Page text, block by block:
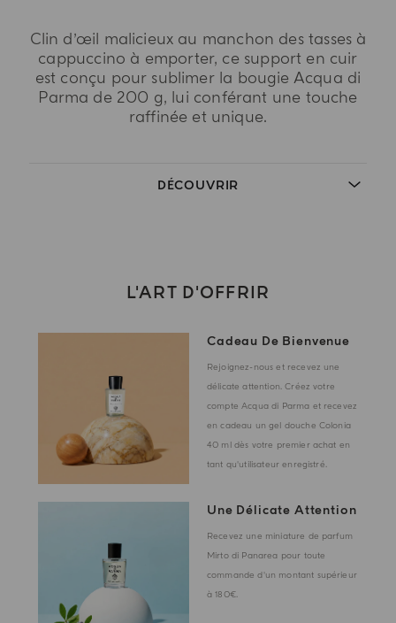
Clin d’œil malicieux au manchon des tasses à
cappuccino à emporter, ce support en cuir
est conçu pour sublimer la bougie Acqua di
Parma de 200 g, lui conférant une touche
raffinée et unique.
DÉCOUVRIR
L'ART D'OFFRIR
Cadeau De Bienvenue
Rejoignez-nous et recevez une
délicate attention. Créez votre
compte Acqua di Parma et recevez
en cadeau un gel douche Colonia
40 ml dès votre premier achat en
tant qu'utilisateur enregistré.
Une Délicate Attention
Recevez une miniature de parfum
Mirto di Panarea pour toute
commande d'un montant supérieur
à 180€.